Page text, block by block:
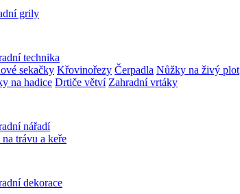
grily
technika
sekačky Křovinořezy Čerpadla Nůžky na živý plot
na hadice Drtiče větví Zahradní vrtáky
nářadí
trávu a keře
dekorace